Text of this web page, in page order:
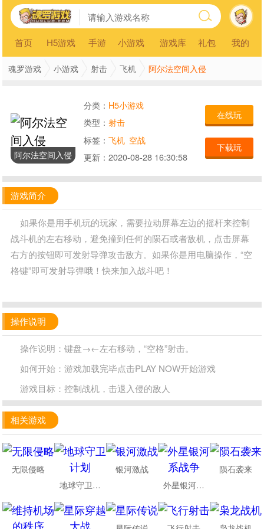
首页 H5游戏 手游 小游戏 游戏库 礼包 我的
魂罗游戏 小游戏 射击 飞机 阿尔法空间入侵
阿尔法空间入侵
分类： H5小游戏
类型： 射击
标签： 飞机 空战
更新： 2020-08-28 16:30:58
在线玩
下载玩
游戏简介
如果你是用手机玩的玩家，需要拉动屏幕左边的摇杆来控制
战斗机的左右移动，避免撞到任何的陨石或者敌机，点击屏幕
右方的按钮即可发射导弹攻击敌方。如果你是用电脑操作，“空
格键”即可发射导弹哦！快来加入战斗吧！
操作说明
操作说明：键盘→←左右移动，“空格”射击。
如何开始：游戏加载完毕点击PLAY NOW开始游戏
游戏目标：控制战机，击退入侵的敌人
相关游戏
无限侵略
地球守卫计划
银河激战
外星银河系战争
陨石袭来